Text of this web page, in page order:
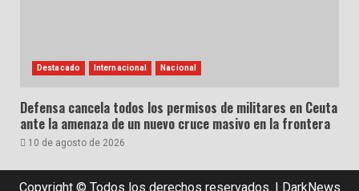
Destacado Internacional Nacional
Defensa cancela todos los permisos de militares en Ceuta
ante la amenaza de un nuevo cruce masivo en la frontera
10 de agosto de 2026
Copyright © Todos los derechos reservados. | DarkNews